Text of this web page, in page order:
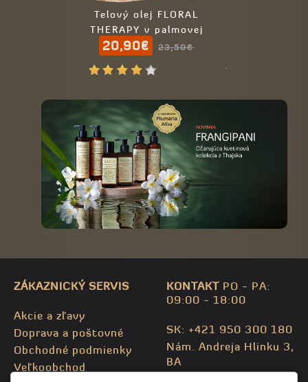
Telový olej FLORAL
THERAPY v palmovej
krabičke
20,90€ 23,50€
ZÁKAZNICKÝ SERVIS
Akcie a zľavy
Doprava a poštovné
Obchodné podmienky
Veľkoobchod
KONTAKTPO - PA:
09:00 - 18:00
SK: +421 950 300 180
Nám. Andreja Hlinku 3,
BA